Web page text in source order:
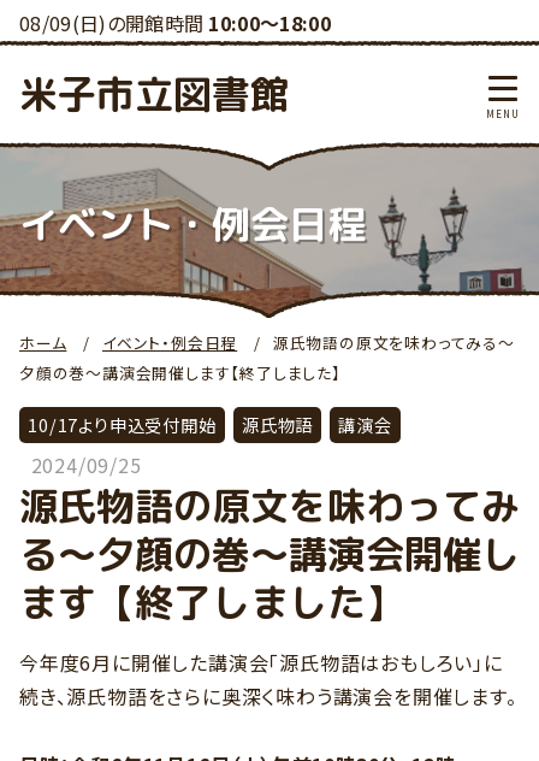
08/09(日)の開館時間 10:00～18:00
米子市立図書館
イベント・例会日程
ホーム イベント・例会日程
源氏物語の原文を味わってみる～
夕顔の巻～講演会開催します【終了しました】
10/17より申込受付開始 源氏物語 講演会
2024/09/25
源氏物語の原文を味わってみ
る～夕顔の巻～講演会開催し
ます【終了しました】
今年度6月に開催した講演会「源氏物語はおもしろい」に
続き、源氏物語をさらに奥深く味わう講演会を開催します。